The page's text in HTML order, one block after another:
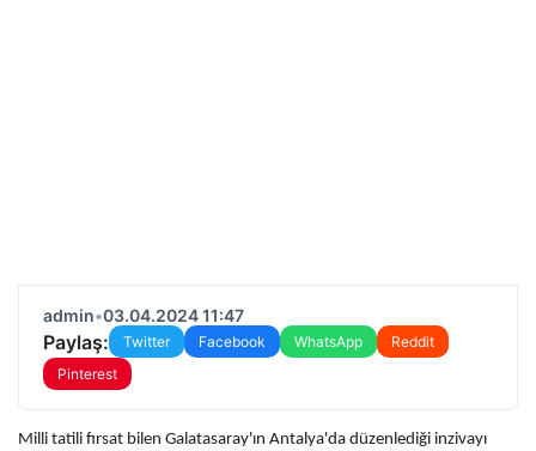
admin•03.04.2024 11:47
Paylaş: Twitter Facebook WhatsApp
Reddit
Pinterest
Milli tatili fırsat bilen Galatasaray'ın Antalya'da düzenlediği inzivayı